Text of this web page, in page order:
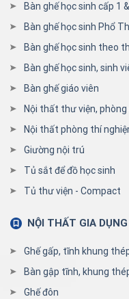
Bàn ghế học sinh cấp 1
Bàn ghế học sinh Phổ
Bàn ghế học sinh theo
Bàn ghế học sinh, sinh
Bàn ghế giáo viên
Nội thất thư viện,
Nội thất phòng thí
Giường nội trú
Tủ sắt để đồ học sinh
Tủ thư viện - Compact
NỘI THẤT GIA DỤNG
Ghế gấp, tĩnh khung
Bàn gập tĩnh, khung
Ghế đôn